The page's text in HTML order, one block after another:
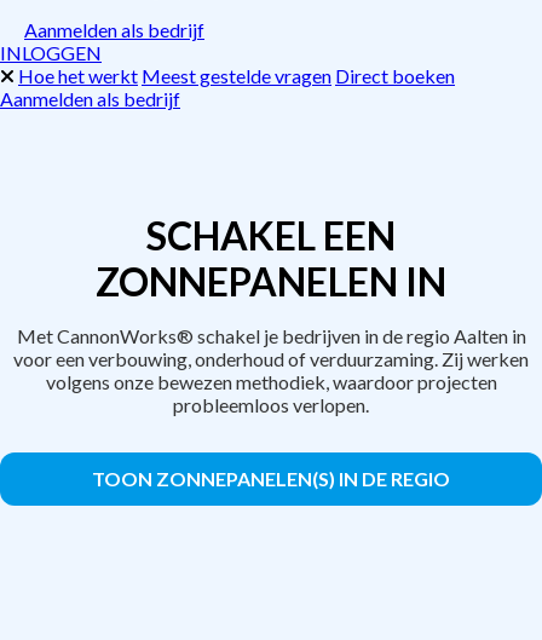
Aanmelden als bedrijf
INLOGGEN
Hoe het werkt Meest gestelde vragen Direct boeken
Aanmelden als bedrijf
SCHAKEL EEN
ZONNEPANELEN IN
Met CannonWorks® schakel je bedrijven in de regio Aalten in
voor een verbouwing, onderhoud of verduurzaming. Zij werken
volgens onze bewezen methodiek, waardoor projecten
probleemloos verlopen.
TOON ZONNEPANELEN(S) IN DE REGIO